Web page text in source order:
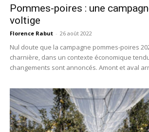
Pommes-poires : une
voltige
Florence Rabut - 26 août 2022
Nul doute que la campagne pommes-poires
charnière, dans un contexte économique
changements sont annoncés. Amont et aval